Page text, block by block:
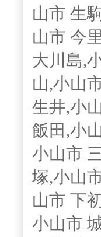
山市 生
山市 今
大川島,
山,小山
生井,小
飯田,小
小山市
塚,小山
山市 下
小山市